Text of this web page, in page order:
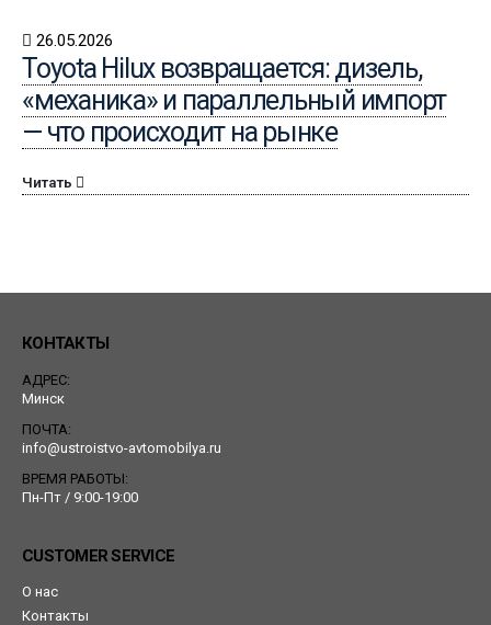
26.05.2026
Toyota Hilux возвращается: дизель,
«механика» и параллельный импорт
— что происходит на рынке
Читать
КОНТАКТЫ
АДРЕС:
Минск
ПОЧТА:
info@ustroistvo-avtomobilya.ru
ВРЕМЯ РАБОТЫ:
Пн-Пт / 9:00-19:00
CUSTOMER SERVICE
О нас
Контакты